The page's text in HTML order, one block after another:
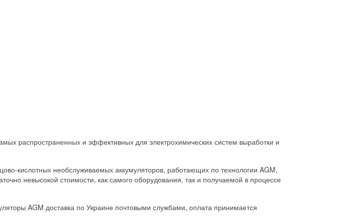
распространенных и эффективных для электрохимических систем выработки и
кислотных необслуживаемых аккумуляторов, работающих по технологии AGM,
невысокой стоимости, как самого оборудования, так и получаемой в процессе
AGM доставка по Украине почтовыми службами, оплата принимается